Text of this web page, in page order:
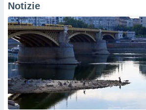
Notizie